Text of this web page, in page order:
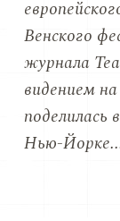
Венского
журнала
видением
поделилась
Нью-